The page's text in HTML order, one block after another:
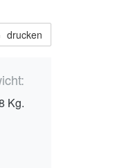
drucken
Kg.